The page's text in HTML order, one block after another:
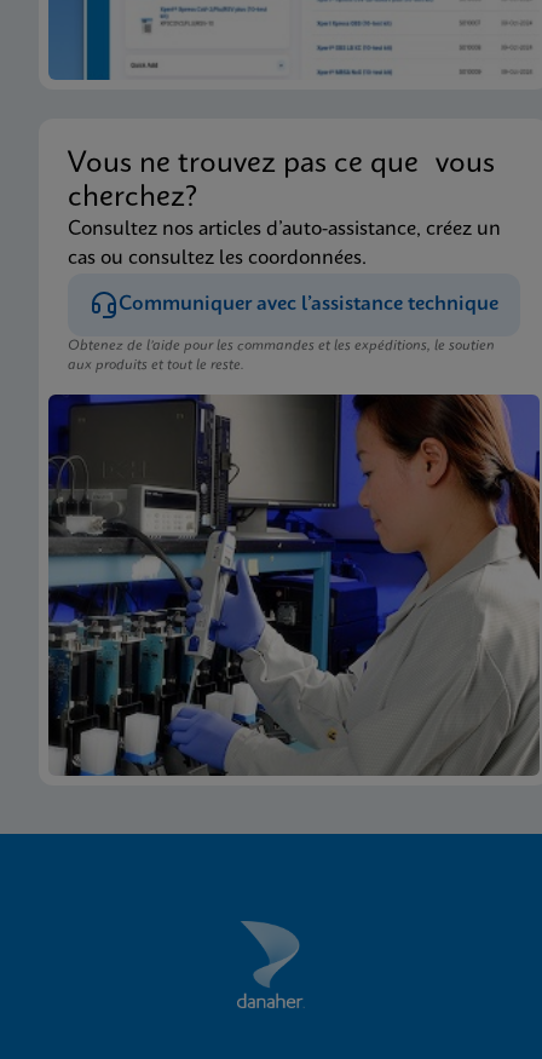
Vous ne trouvez pas ce que vous
cherchez?
Consultez nos articles d’auto-assistance, créez un
cas ou consultez les coordonnées.
Communiquer avec l’assistance technique
Obtenez de l’aide pour les commandes et les expéditions, le soutien
aux produits et tout le reste.